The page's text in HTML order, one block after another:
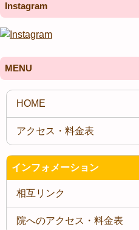
Instagram
MENU
インフォメーション
相互リンク
院へのアクセス・料金表